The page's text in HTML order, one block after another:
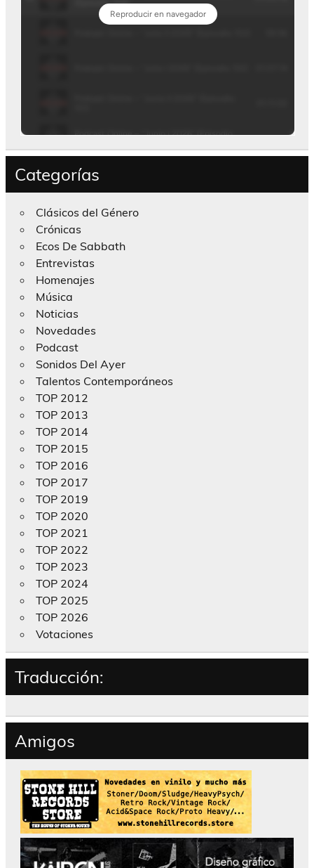
Categorías
Clásicos del Género
Crónicas
Ecos De Sabbath
Entrevistas
Homenajes
Música
Noticias
Novedades
Podcast
Sonidos Del Ayer
Talentos Contemporáneos
TOP 2012
TOP 2013
TOP 2014
TOP 2015
TOP 2016
TOP 2017
TOP 2019
TOP 2020
TOP 2021
TOP 2022
TOP 2023
TOP 2024
TOP 2025
TOP 2026
Votaciones
Traducción:
Amigos